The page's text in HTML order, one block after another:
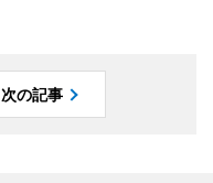
次の記事